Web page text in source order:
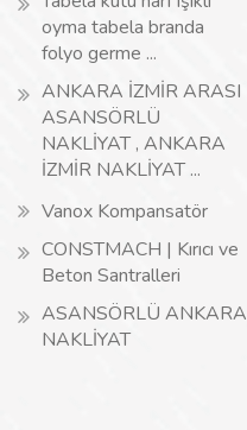
oyma tabela branda
folyo germe ...
ANKARA İZMİR ARASI
ASANSÖRLÜ
NAKLİYAT , ANKARA
İZMİR NAKLİYAT ...
Vanox Kompansatör
CONSTMACH | Kırıcı ve
Beton Santralleri
ASANSÖRLÜ ANKARA
NAKLİYAT